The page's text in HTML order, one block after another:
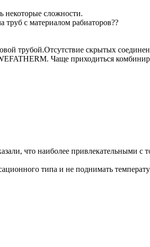
некоторые сложности.
труб с материалом рабиаторов??
трубой.Отсутствие скрытых
Чаще приходиться
что наиболее привлекательными с
типа и не поднимать